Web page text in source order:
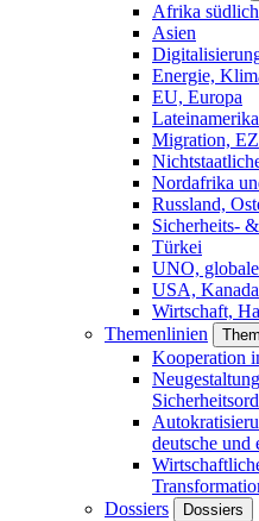
Afrika südlich
Asien
Energie,
EU, Europa
Migration, EZ
Nordafrika
Russland,
Sicherheits-
Türkei
UNO,
USA, Kanada
Wirtschaft,
Themenlinien
Kooperation
deutsche und
Dossiers
Dossiers